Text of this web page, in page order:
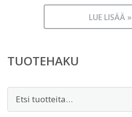
LUE LISÄÄ »
TUOTEHAKU
Etsi: